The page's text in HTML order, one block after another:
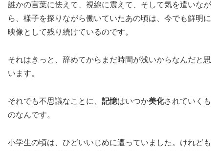
誰かの言葉に怯えて、視線に震えて、そして気を遣いなが
ら、様子を探りながら働いていたあの頃は、今でも鮮明に
映像として残り続けているのです。
それはきっと、辞めてからまだ時間が浅いからなんだと思
います。
それでも不思議なことに、 記憶はいつか美化されていくも
のなんです。
小学生の頃は、ひどいいじめに遭っていました。けれども